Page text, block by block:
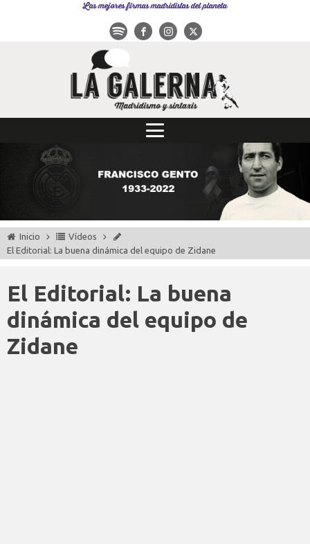
Las mejores firmas madridistas del planeta
Inicio
Vídeos
El Editorial: La buena dinámica del equipo de Zidane
El Editorial: La buena
dinámica del equipo de
Zidane